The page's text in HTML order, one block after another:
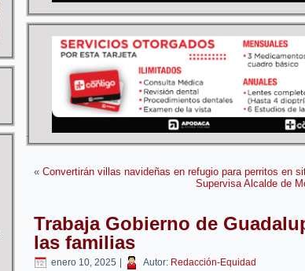
« Convertirán villas navideñas en refugio para perritos en
Supervisa Alcalde de
Trabaja Gobierno de
las familias
enero 10, 2025 Autor: Redacción-Equidad